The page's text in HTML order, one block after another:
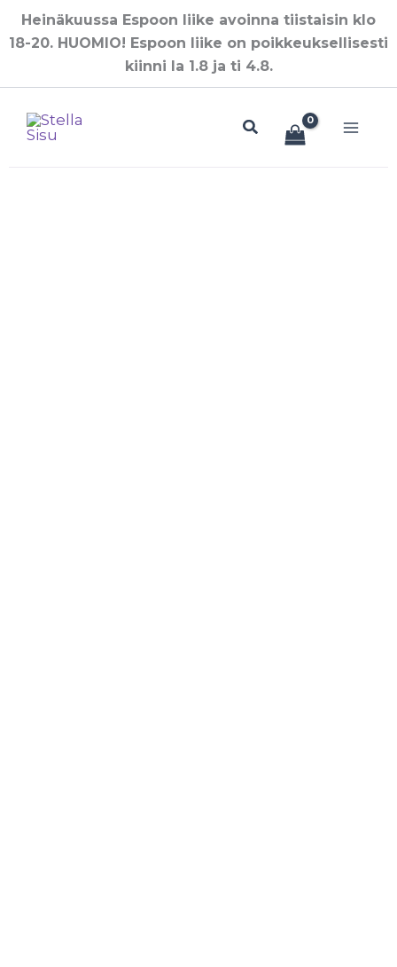
Siirry
sisältöön
Heinäkuussa Espoon liike avoinna tiistaisin klo
18-20. HUOMIO! Espoon liike on poikkeuksellisesti
kiinni la 1.8 ja ti 4.8.
Hae